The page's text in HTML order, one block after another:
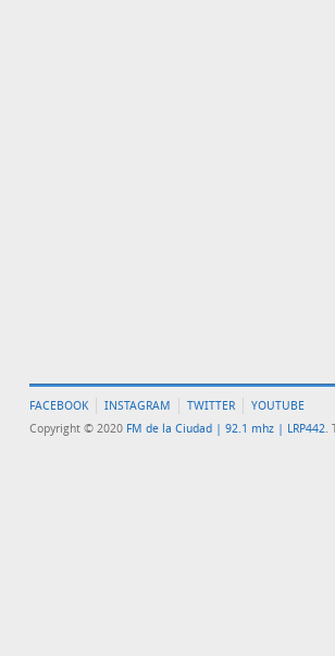
FACEBOOK INSTAGRAM TWITTER
YOUTUBE
Copyright © 2020 FM de la Ciudad | 92.1 mhz | LRP442.